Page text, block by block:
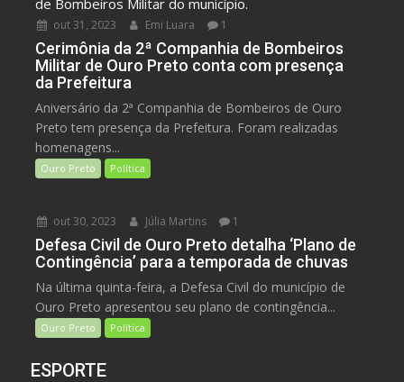
out 31, 2023 Emi Luara 1
Cerimônia da 2ª Companhia de Bombeiros
Militar de Ouro Preto conta com presença
da Prefeitura
Aniversário da 2ª Companhia de Bombeiros de Ouro
Preto tem presença da Prefeitura. Foram realizadas
homenagens...
Ouro Preto Política
out 30, 2023 Júlia Martins 1
Defesa Civil de Ouro Preto detalha ‘Plano de
Contingência’ para a temporada de chuvas
Na última quinta-feira, a Defesa Civil do município de
Ouro Preto apresentou seu plano de contingência...
Ouro Preto Política
ESPORTE